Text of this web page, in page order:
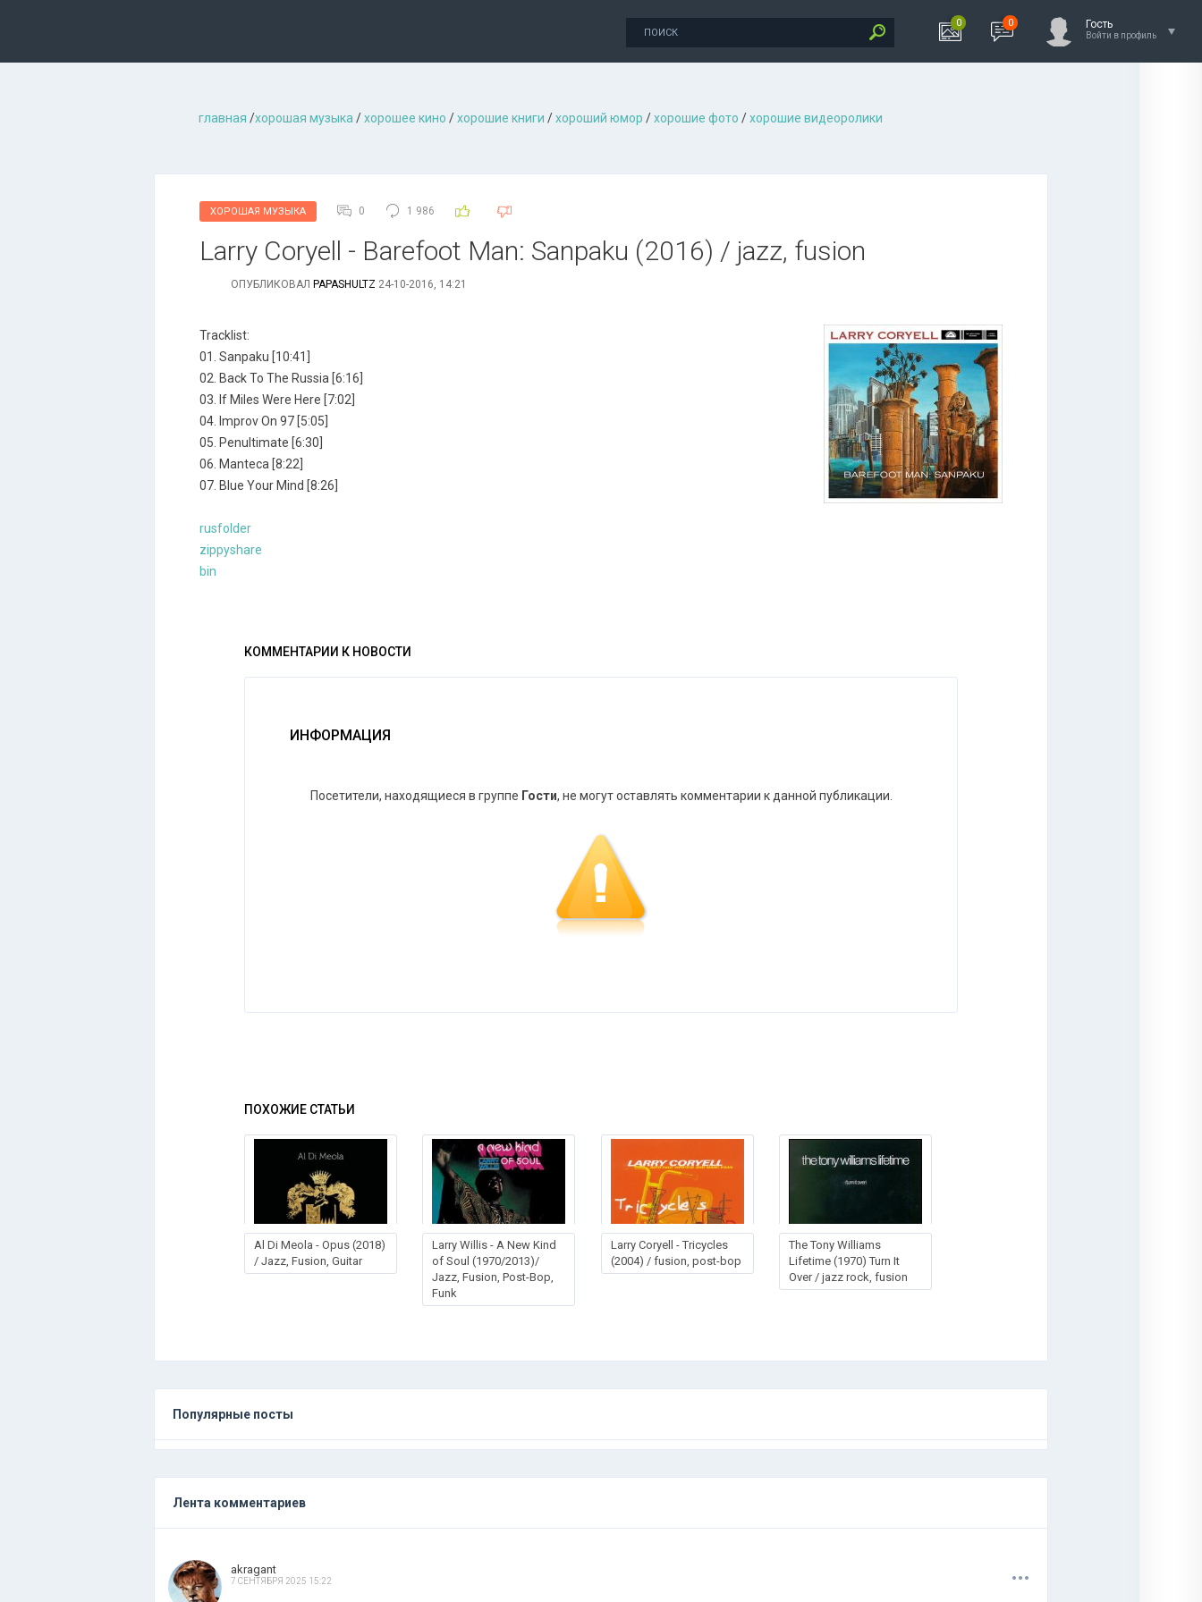
0 0 Гость
Войти в профиль
главная /хорошая музыкa /хорошее кино /хорошие книги /хороший юмор /хорошие фото /хорошие видеоролики
ХОРОШАЯ МУЗЫКА 0 1 986
Larry Coryell - Barefoot Man: Sanpaku (2016) / jazz, fusion
ОПУБЛИКОВАЛ PAPASHULTZ 24-10-2016, 14:21
Tracklist:
01. Sanpaku [10:41]
02. Back To The Russia [6:16]
03. If Miles Were Here [7:02]
04. Improv On 97 [5:05]
05. Penultimate [6:30]
06. Manteca [8:22]
07. Blue Your Mind [8:26]
rusfolder
zippyshare
bin
КОММЕНТАРИИ К НОВОСТИ
ИНФОРМАЦИЯ
Посетители, находящиеся в группе Гости, не могут оставлять комментарии к данной публикации.
ПОХОЖИЕ СТАТЬИ
Al Di Meola - Opus (2018)
/ Jazz, Fusion, Guitar
Larry Willis - A New Kind
of Soul (1970/2013)/
Jazz, Fusion, Post-Bop,
Funk
Larry Coryell - Tricycles
(2004) / fusion, post-bop
The Tony Williams
Lifetime (1970) Turn It
Over / jazz rock, fusion
Популярные посты
Лента комментариев
akragant
7 СЕНТЯБРЯ 2025 15:22 ...